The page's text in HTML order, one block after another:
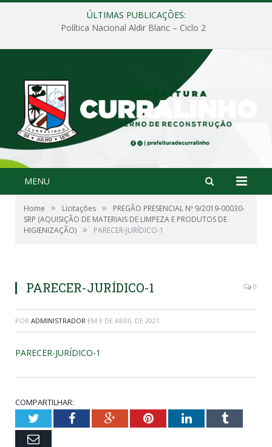
ÚLTIMAS PUBLICAÇÕES:
Política Nacional Aldir Blanc – Ciclo 2
MENU
Home » Licitações »
PREGÃO PRESENCIAL Nº 9/2019-00030-
SRP (AQUISIÇÃO DE MATERIAIS DE LIMPEZA E PRODUTOS DE
HIGIENIZAÇÃO) » PARECER-JURÍDICO-1
PARECER-JURÍDICO-1 0
POR ADMINISTRADOR EM 9 DE ABRIL DE 2021
PARECER-JURÍDICO-1
COMPARTILHAR:
TwitterFacebookGoogle+PinterestLinkedInTumblr
Email